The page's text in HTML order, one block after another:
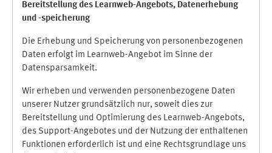
Bereitstellung des Learnweb-Angebots, Datenerhebung
und -speicherung
Die Erhebung und Speicherung von personenbezogenen
Daten erfolgt im Learnweb-Angebot im Sinne der
Datensparsamkeit.
Wir erheben und verwenden personenbezogene Daten
unserer Nutzer grundsätzlich nur, soweit dies zur
Bereitstellung und Optimierung des Learnweb-Angebots,
des Support-Angebotes und der Nutzung der enthaltenen
Funktionen erforderlich ist und eine Rechtsgrundlage uns